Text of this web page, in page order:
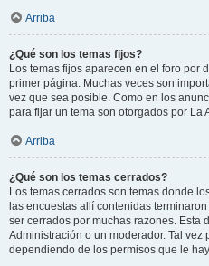
Arriba
¿Qué son los temas fijos?
Los temas fijos aparecen en el foro por
primer página. Muchas veces son
vez que sea posible. Como en los
para fijar un tema son otorgados por La
Arriba
¿Qué son los temas cerrados?
Los temas cerrados son temas donde
las encuestas allí contenidas
ser cerrados por muchas razones. Esta
Administración o un moderador. Tal vez
dependiendo de los permisos que le